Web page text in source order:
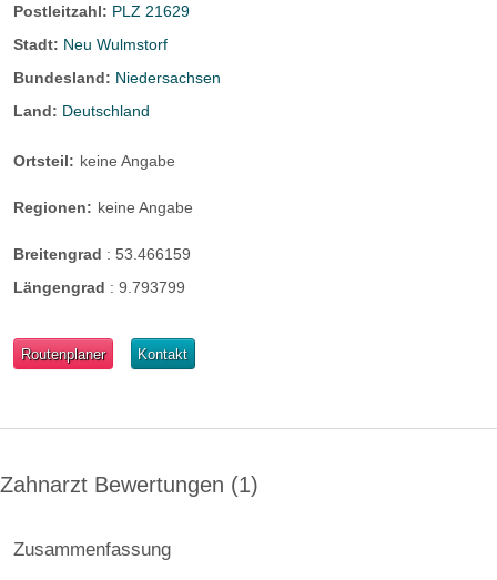
Postleitzahl: PLZ 21629
Stadt: Neu Wulmstorf
Bundesland: Niedersachsen
Land: Deutschland
Ortsteil: keine Angabe
Regionen: keine Angabe
Breitengrad : 53.466159
Längengrad : 9.793799
Routenplaner Kontakt
Zahnarzt Bewertungen 1
Zusammenfassung